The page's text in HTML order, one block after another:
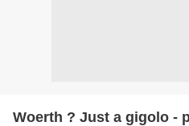
Woerth ? Just a gigolo -